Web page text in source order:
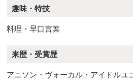
趣味・特技
料理・早口言葉
来歴・受賞歴
アニソン・ヴォーカル・アイドル